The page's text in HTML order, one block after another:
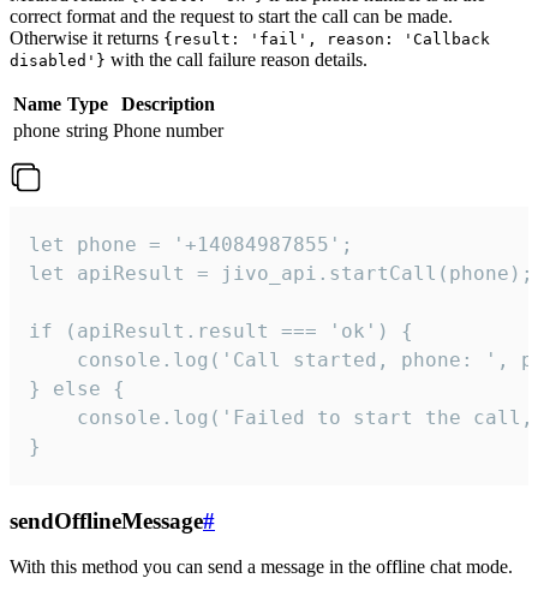
correct format and the request to start the call can be made.
Otherwise it returns {result: 'fail', reason: 'Callback
disabled'} with the call failure reason details.
Name Type
Description
phone string Phone number
let phone = '+14084987855';
let apiResult = jivo_api.startCall(phone);
if (apiResult.result === 'ok') {
console.log('Call started, phone: ',
} else {
console.log('Failed to start the
}
sendOfflineMessage#
With this method you can send a message in the offline chat mode.